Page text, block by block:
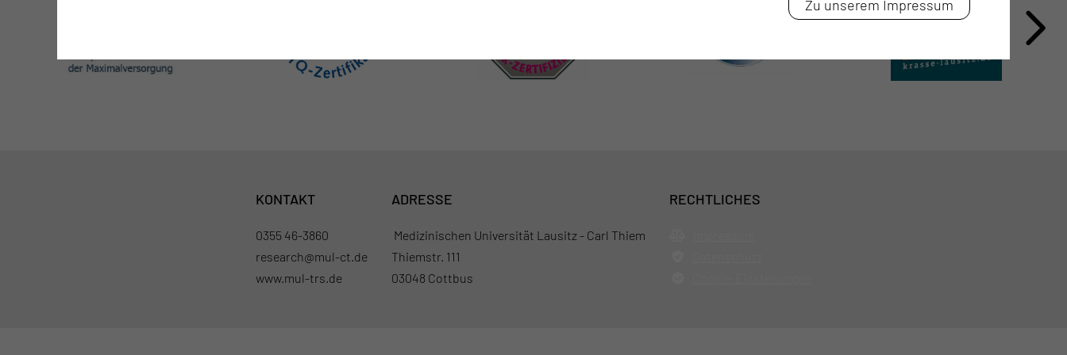
KONTAKT
0355 46-3860
research@mul-ct.de
www.mul-trs.de
ADRESSE
Medizinischen Universität Lausitz - Carl Thiem
Thiemstr. 111
03048 Cottbus
RECHTLICHES
Zu unserem Impressum